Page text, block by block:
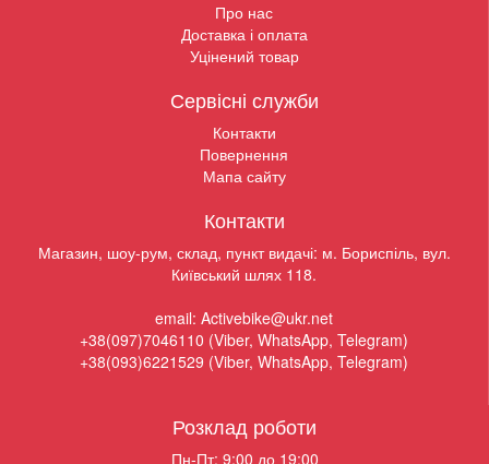
Про нас
Доставка і оплата
Уцінений товар
Сервісні служби
Контакти
Повернення
Мапа сайту
Контакти
Магазин, шоу-рум, склад, пункт видачі: м. Бориспіль, вул.
Київський шлях 118.
email: Activebike@ukr.net
+38(097)7046110 (Viber, WhatsApp, Telegram)
+38(093)6221529 (Viber, WhatsApp, Telegram)
Розклад роботи
Пн-Пт: 9:00 до 19:00